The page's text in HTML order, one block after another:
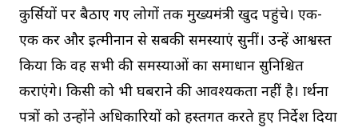
कुर्सियों पर बैठाए गए लोगों तक मुख्यमंत्री खुद पहुंचे। एक-
एक कर और इत्मीनान से सबकी समस्याएं सुनीं। उन्हें आश्वस्त
किया कि वह सभी की समस्याओं का समाधान सुनिश्चित
कराएंगे। किसी को भी घबराने की आवश्यकता नहीं है। प्रार्थना
पत्रों को उन्होंने अधिकारियों को हस्तगत करते हुए निर्देश दिया